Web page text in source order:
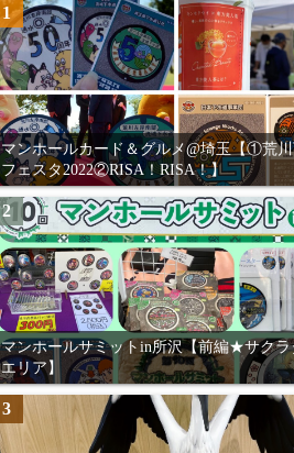
1
マンホールカード＆グルメ@埼玉【①荒
フェスタ2022②RISA！RISA！】
2
マンホールサミットin所沢【前編★サクラ
エリア】
3